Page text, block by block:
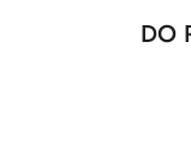
Pomiń DO